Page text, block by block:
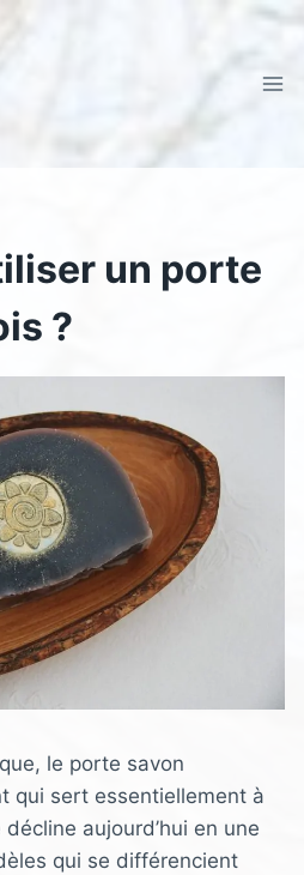
un porte
?
le porte savon
qui sert essentiellement à
aujourd’hui en une
qui se différencient